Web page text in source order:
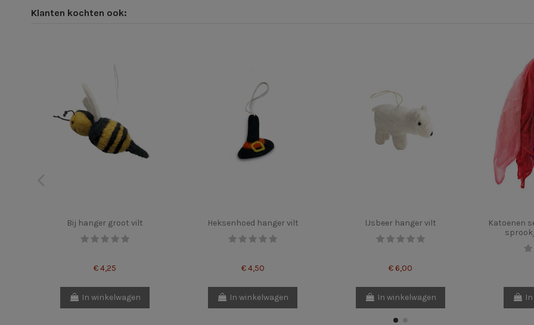
Klanten kochten ook:
Bij hanger groot vilt
€ 4,25
In winkelwagen
Heksenhoed hanger vilt
€ 4,50
In winkelwagen
IJsbeer hanger vilt
€ 6,00
In winkelwagen
Katoenen